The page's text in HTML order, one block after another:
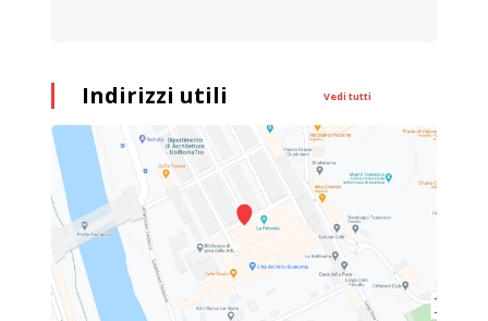
Indirizzi utili Vedi tutti